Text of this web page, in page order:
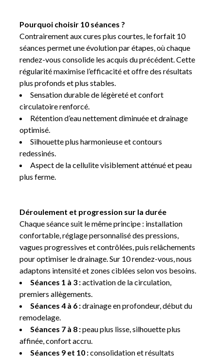
Pourquoi choisir 10 séances ?
Contrairement aux cures plus courtes, le forfait 10
séances permet une évolution par étapes, où chaque
rendez-vous consolide les acquis du précédent. Cette
régularité maximise l’efficacité et offre des résultats
plus profonds et plus stables.
Sensation durable de légèreté et confort
circulatoire renforcé.
Rétention d’eau nettement diminuée et drainage
optimisé.
Silhouette plus harmonieuse et contours
redessinés.
Aspect de la cellulite visiblement atténué et peau
plus ferme.
Déroulement et progression sur la durée
Chaque séance suit le même principe : installation
confortable, réglage personnalisé des pressions,
vagues progressives et contrôlées, puis relâchements
pour optimiser le drainage. Sur 10 rendez-vous, nous
adaptons intensité et zones ciblées selon vos besoins.
Séances 1 à 3 :activation de la circulation,
premiers allègements.
Séances 4 à 6 :drainage en profondeur, début du
remodelage.
Séances 7 à 8 :peau plus lisse, silhouette plus
affinée, confort accru.
Séances 9 et 10 :consolidation et résultats